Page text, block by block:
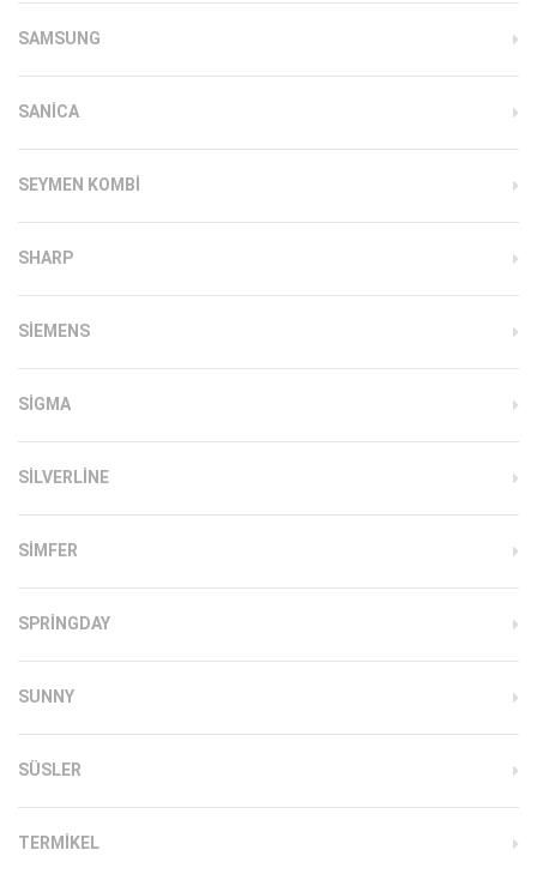
SAMSUNG
SANICA
SEYMEN KOMBI
SHARP
SIEMENS
SIGMA
SILVERLINE
SIMFER
SPRINGDAY
SUNNY
SÜSLER
TERMIKEL